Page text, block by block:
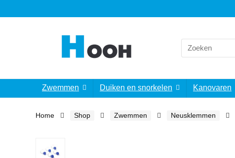
Search
for:
Zwemmen Duiken en snorkelen Kanovaren
Home Shop Zwemmen Neusklemmen